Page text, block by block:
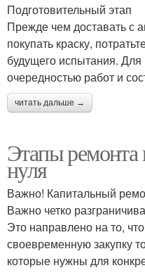
Подготовительный этап
Прежде чем доставать с
покупать краску,
будущего испытания. Для
очередностью работ и
читать дальше →
Этапы ремонта
нуля
Важно! Капитальный
Важно четко
Это направлено на то,
своевременную закупку
которые нужны для